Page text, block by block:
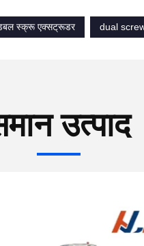
स्क्रू एक्सट्रूडर dual
उत्पाद